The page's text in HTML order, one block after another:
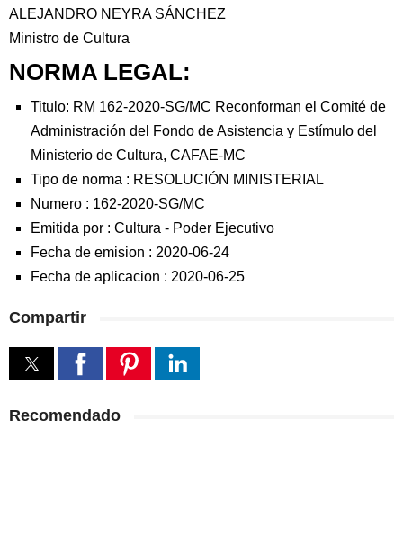
ALEJANDRO NEYRA SÁNCHEZ
Ministro de Cultura
NORMA LEGAL:
Titulo: RM 162-2020-SG/MC Reconforman el Comité de
Administración del Fondo de Asistencia y Estímulo del
Ministerio de Cultura, CAFAE-MC
Tipo de norma : RESOLUCIÓN MINISTERIAL
Numero : 162-2020-SG/MC
Emitida por : Cultura - Poder Ejecutivo
Fecha de emision : 2020-06-24
Fecha de aplicacion : 2020-06-25
Compartir
Recomendado